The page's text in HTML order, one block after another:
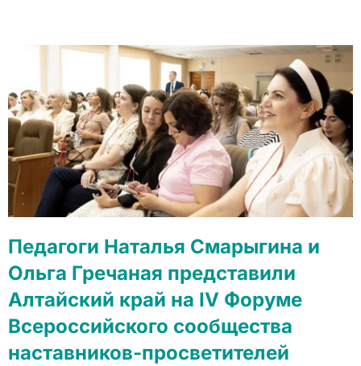
Педагоги Наталья Смарыгина и
Ольга Гречаная представили
Алтайский край на IV Форуме
Всероссийского сообщества
наставников-просветителей